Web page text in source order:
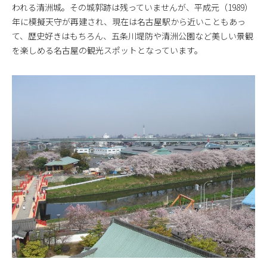
われる清洲城。その城郭跡は残っていませんが、平成元（1989）
年に模擬天守が再建され、現在は名古屋駅から近いこともあっ
て、歴史好きはもちろん、五条川堤防や清洲公園など美しい景観
を楽しめる名古屋の観光スポットとなっています。